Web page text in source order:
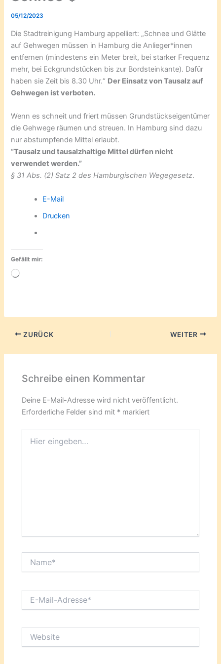
05/12/2023
Die Stadtreinigung Hamburg appelliert: „Schnee und Glätte
auf Gehwegen müssen in Hamburg die Anlieger*innen
entfernen (mindestens ein Meter breit, bei starker Frequenz
mehr, bei Eckgrundstücken bis zur Bordsteinkante). Dafür
haben sie Zeit bis 8.30 Uhr.“ Der Einsatz von Tausalz auf
Gehwegen ist verboten.
Wenn es schneit und friert müssen Grundstückseigentümer
die Gehwege räumen und streuen. In Hamburg sind dazu
nur abstumpfende Mittel erlaubt.
“Tausalz und tausalzhaltige Mittel dürfen nicht
verwendet werden.”
§ 31 Abs. (2) Satz 2 des Hamburgischen Wegegesetz.
E-Mail
Drucken
Gefällt mir:
Wird
ZURÜCK WEITER
Schreibe einen Kommentar
Deine E-Mail-Adresse wird nicht veröffentlicht.
Erforderliche Felder sind mit * markiert
eingeben…
Mail-